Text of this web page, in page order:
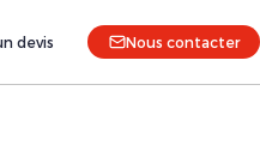
devis Nous contacter